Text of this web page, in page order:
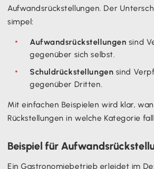
Aufwandsrückstellungen. Der
simpel:
Aufwandsrückstellungen sind
gegenüber sich selbst.
Schuldrückstellungen sind
gegenüber Dritten.
Mit einfachen Beispielen wird klar,
Rückstellungen in welche Kategorie
Beispiel für
Ein Gastronomiebetrieb erleidet im